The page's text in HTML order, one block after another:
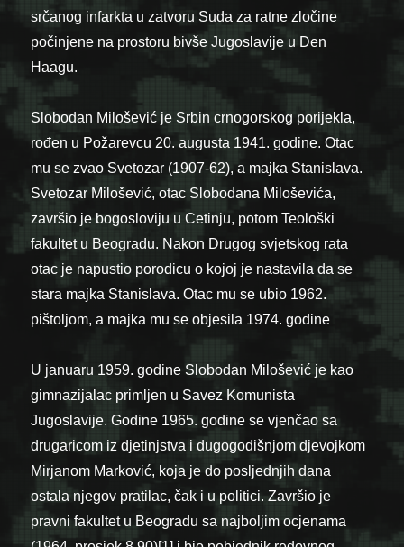
srčanog infarkta u zatvoru Suda za ratne zločine
počinjene na prostoru bivše Jugoslavije u Den
Haagu.
Slobodan Milošević je Srbin crnogorskog porijekla,
rođen u Požarevcu 20. augusta 1941. godine. Otac
mu se zvao Svetozar (1907-62), a majka Stanislava.
Svetozar Milošević, otac Slobodana Miloševića,
završio je bogosloviju u Cetinju, potom Teološki
fakultet u Beogradu. Nakon Drugog svjetskog rata
otac je napustio porodicu o kojoj je nastavila da se
stara majka Stanislava. Otac mu se ubio 1962.
pištoljom, a majka mu se objesila 1974. godine
U januaru 1959. godine Slobodan Milošević je kao
gimnazijalac primljen u Savez Komunista
Jugoslavije. Godine 1965. godine se vjenčao sa
drugaricom iz djetinjstva i dugogodišnjom djevojkom
Mirjanom Marković, koja je do posljednjih dana
ostala njegov pratilac, čak i u politici. Završio je
pravni fakultet u Beogradu sa najboljim ocjenama